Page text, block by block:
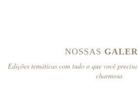
NOSSAS
Edições temáticas com tudo o que você
charmosa